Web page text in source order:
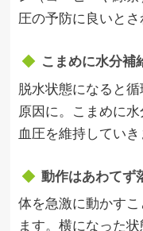
圧の予防に良いとさ
こまめに水分補
脱水状態になると
原因に。こまめに
血圧を維持していき
動作はあわてず
体を急激に動かす
ます。横になった